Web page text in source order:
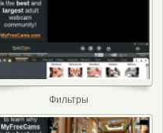
Фильтры